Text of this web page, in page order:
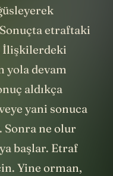
etraftaki
İlişkilerdeki
yola devam
aldıkça
yani sonuca
Sonra ne olur
başlar. Etraf
Yine orman,